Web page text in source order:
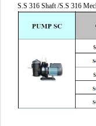
S.S 316 Shaft /S.S 316